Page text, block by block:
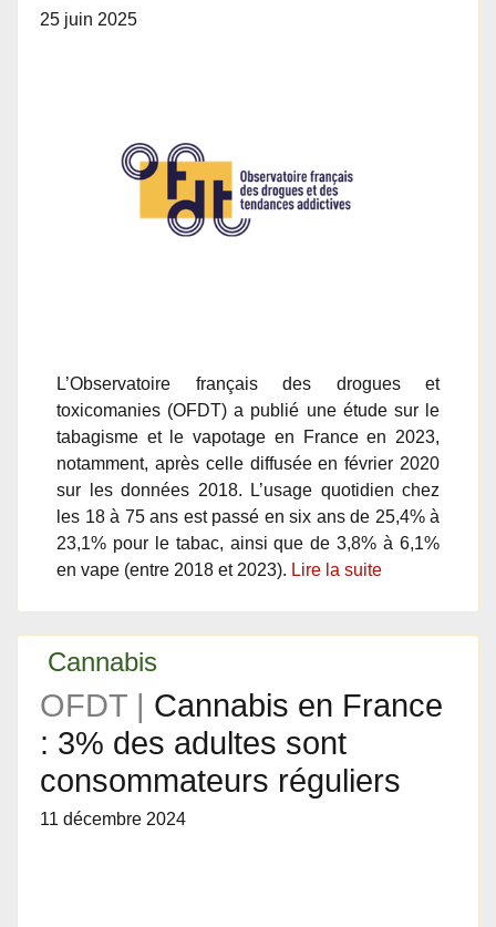
25 juin 2025
L’Observatoire français des drogues et
toxicomanies (OFDT) a publié une étude sur le
tabagisme et le vapotage en France en 2023,
notamment, après celle diffusée en février 2020
sur les données 2018. L’usage quotidien chez
les 18 à 75 ans est passé en six ans de 25,4% à
23,1% pour le tabac, ainsi que de 3,8% à 6,1%
en vape (entre 2018 et 2023). Lire la suite
Cannabis
OFDT | Cannabis en France
: 3% des adultes sont
consommateurs réguliers
11 décembre 2024